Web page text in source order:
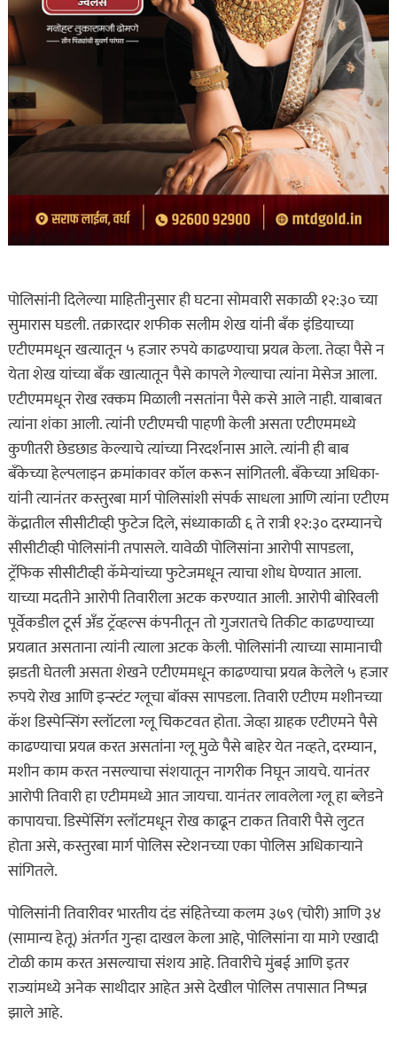
पोलिसांनी दिलेल्या माहितीनुसार ही घटना सोमवारी सकाळी १२:३० च्या
सुमारास घडली. तक्रारदार शफीक सलीम शेख यांनी बँक इंडियाच्या
एटीएममधून खत्यातून ५ हजार रुपये काढण्याचा प्रयत्न केला. तेव्हा पैसे न
येता शेख यांच्या बँक खात्यातून पैसे कापले गेल्याचा त्यांना मेसेज आला.
एटीएममधून रोख रक्कम मिळाली नसतांना पैसे कसे आले नाही. याबाबत
त्यांना शंका आली. त्यांनी एटीएमची पाहणी केली असता एटीएममध्ये
कुणीतरी छेडछाड केल्याचे त्यांच्या निरदर्शनास आले. त्यांनी ही बाब
बँकेच्या हेल्पलाइन क्रमांकावर कॉल करून सांगितली. बँकेच्या अधिका-
यांनी त्यानंतर कस्तुरबा मार्ग पोलिसांशी संपर्क साधला आणि त्यांना एटीएम
केंद्रातील सीसीटीव्ही फुटेज दिले, संध्याकाळी ६ ते रात्री १२:३० दरम्यानचे
सीसीटीव्ही पोलिसांनी तपासले. यावेळी पोलिसांना आरोपी सापडला,
ट्रॅफिक सीसीटीव्ही कॅमेऱ्यांच्या फुटेजमधून त्याचा शोध घेण्यात आला.
याच्या मदतीने आरोपी तिवारीला अटक करण्यात आली. आरोपी बोरिवली
पूर्वेकडील टूर्स अँड ट्रॅव्हल्स कंपनीतून तो गुजरातचे तिकीट काढण्याच्या
प्रयत्नात असताना त्यांनी त्याला अटक केली. पोलिसांनी त्याच्या सामानाची
झडती घेतली असता शेखने एटीएममधून काढण्याचा प्रयत्न केलेले ५ हजार
रुपये रोख आणि इन्स्टंट ग्लूचा बॉक्स सापडला. तिवारी एटीएम मशीनच्या
कॅश डिस्पेन्सिंग स्लॉटला ग्लू चिकटवत होता. जेव्हा ग्राहक एटीएमने पैसे
काढण्याचा प्रयत्न करत असतांना ग्लू मुळे पैसे बाहेर येत नव्हते, दरम्यान,
मशीन काम करत नसल्याचा संशयातून नागरीक निघून जायचे. यानंतर
आरोपी तिवारी हा एटीममध्ये आत जायचा. यानंतर लावलेला ग्लू हा ब्लेडने
कापायचा. डिस्पेंसिंग स्लॉटमधून रोख काढून टाकत तिवारी पैसे लुटत
होता असे, कस्तुरबा मार्ग पोलिस स्टेशनच्या एका पोलिस अधिकाऱ्याने
सांगितले.
पोलिसांनी तिवारीवर भारतीय दंड संहितेच्या कलम ३७९ (चोरी) आणि ३४
(सामान्य हेतू) अंतर्गत गुन्हा दाखल केला आहे, पोलिसांना या मागे एखादी
टोळी काम करत असल्याचा संशय आहे. तिवारीचे मुंबई आणि इतर
राज्यांमध्ये अनेक साथीदार आहेत असे देखील पोलिस तपासात निष्पन्न
झाले आहे.